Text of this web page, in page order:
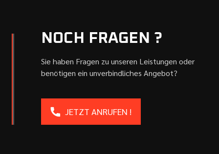
NOCH FRAGEN ?
Sie haben Fragen zu unseren Leistungen oder
benötigen ein unverbindliches Angebot?
JETZT ANRUFEN !